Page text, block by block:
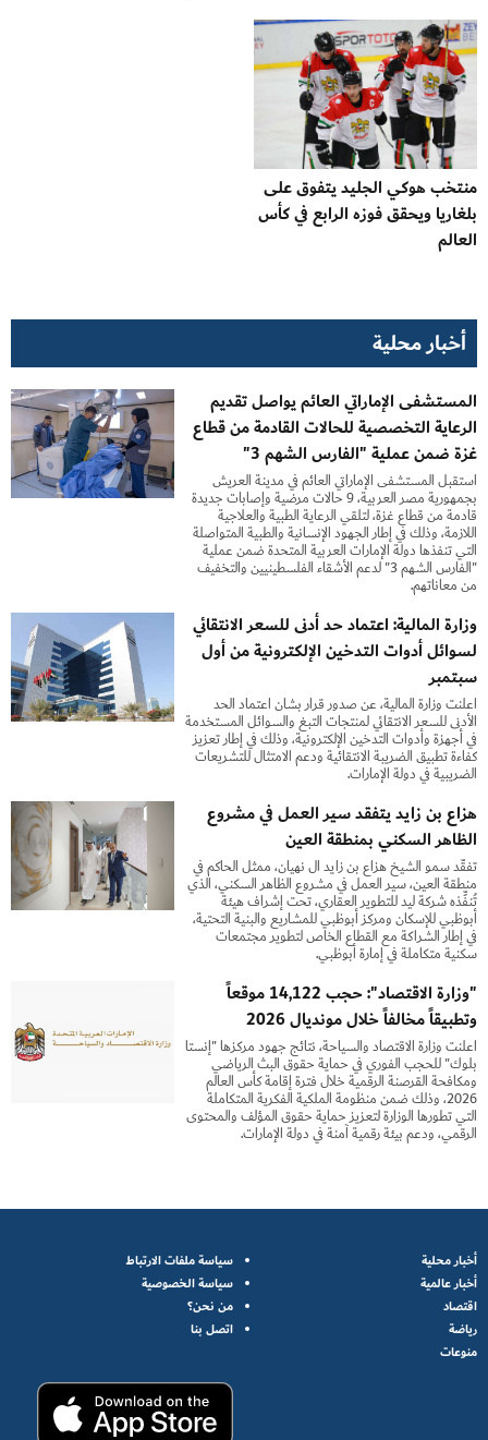
منتخب هوكي الجليد يتفوق على
بلغاريا ويحقق فوزه الرابع في كأس
العالم
أخبار محلية
المستشفى الإماراتي العائم يواصل تقديم
الرعاية التخصصية للحالات القادمة من قطاع
غزة ضمن عملية "الفارس الشهم 3"
استقبل المستشفى الإماراتي العائم في مدينة العريش
بجمهورية مصر العربية، 9 حالات مرضية وإصابات جديدة
قادمة من قطاع غزة، لتلقي الرعاية الطبية والعلاجية
اللازمة، وذلك في إطار الجهود الإنسانية والطبية المتواصلة
التي تنفذها دولة الإمارات العربية المتحدة ضمن عملية
"الفارس الشهم 3" لدعم الأشقاء الفلسطينيين والتخفيف
من معاناتهم.
وزارة المالية: اعتماد حد أدنى للسعر الانتقائي
لسوائل أدوات التدخين الإلكترونية من أول
سبتمبر
أعلنت وزارة المالية، عن صدور قرار بشأن اعتماد الحد
الأدنى للسعر الانتقائي لمنتجات التبغ والسوائل المستخدمة
في أجهزة وأدوات التدخين الإلكترونية، وذلك في إطار تعزيز
كفاءة تطبيق الضريبة الانتقائية ودعم الامتثال للتشريعات
الضريبية في دولة الإمارات.
هزاع بن زايد يتفقد سير العمل في مشروع
الظاهر السكني بمنطقة العين
تفقَّد سمو الشيخ هزاع بن زايد آل نهيان، ممثل الحاكم في
منطقة العين، سير العمل في مشروع الظاهر السكني، الذي
تُنفِّذه شركة ليد للتطوير العقاري، تحت إشراف هيئة
أبوظبي للإسكان ومركز أبوظبي للمشاريع والبنية التحتية،
في إطار الشراكة مع القطاع الخاص لتطوير مجتمعات
سكنية متكاملة في إمارة أبوظبي.
"وزارة الاقتصاد": حجب 14,122 موقعاً
وتطبيقاً مخالفاً خلال مونديال 2026
أعلنت وزارة الاقتصاد والسياحة، نتائج جهود مركزها "إنستا
بلوك" للحجب الفوري في حماية حقوق البث الرياضي
ومكافحة القرصنة الرقمية خلال فترة إقامة كأس العالم
2026، وذلك ضمن منظومة الملكية الفكرية المتكاملة
التي تطورها الوزارة لتعزيز حماية حقوق المؤلف والمحتوى
الرقمي، ودعم بيئة رقمية آمنة في دولة الإمارات.
أخبار محلية
أخبار عالمية
اقتصاد
رياضة
منوعات
سياسة ملفات الارتباط
سياسة الخصوصية
من نحن؟
اتصل بنا